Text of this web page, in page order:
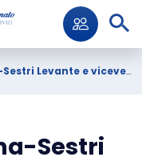
sorpasso in entrambe le carreggiate per lavori sostituzione barriere di sicurezza
Sestri